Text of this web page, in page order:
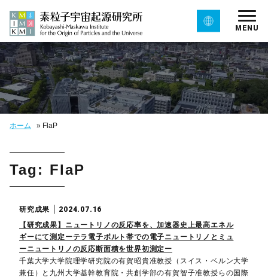
MENU
ホーム » FlaP
Tag: FlaP
研究成果
2024.07.16
【研究成果】ニュートリノの反応率を、加速器史上最高エネル
ギーにて測定ーテラ電子ボルト帯での電子ニュートリノとミュ
ーニュートリノの反応断面積を世界初測定ー
千葉大学大学院理学研究院の有賀昭貴准教授（スイス・ベルン大学
兼任）と九州大学基幹教育院・共創学部の有賀智子准教授らの国際